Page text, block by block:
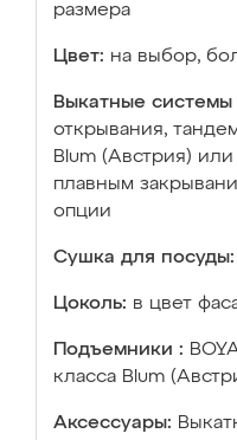
размера
Цвет: на выбор,
Выкатные системы
открывания,
Blum (Австрия)
плавным
опции
Сушка для посуды:
Цоколь: в цвет
Подъемники :
класса Blum
Аксессуары: